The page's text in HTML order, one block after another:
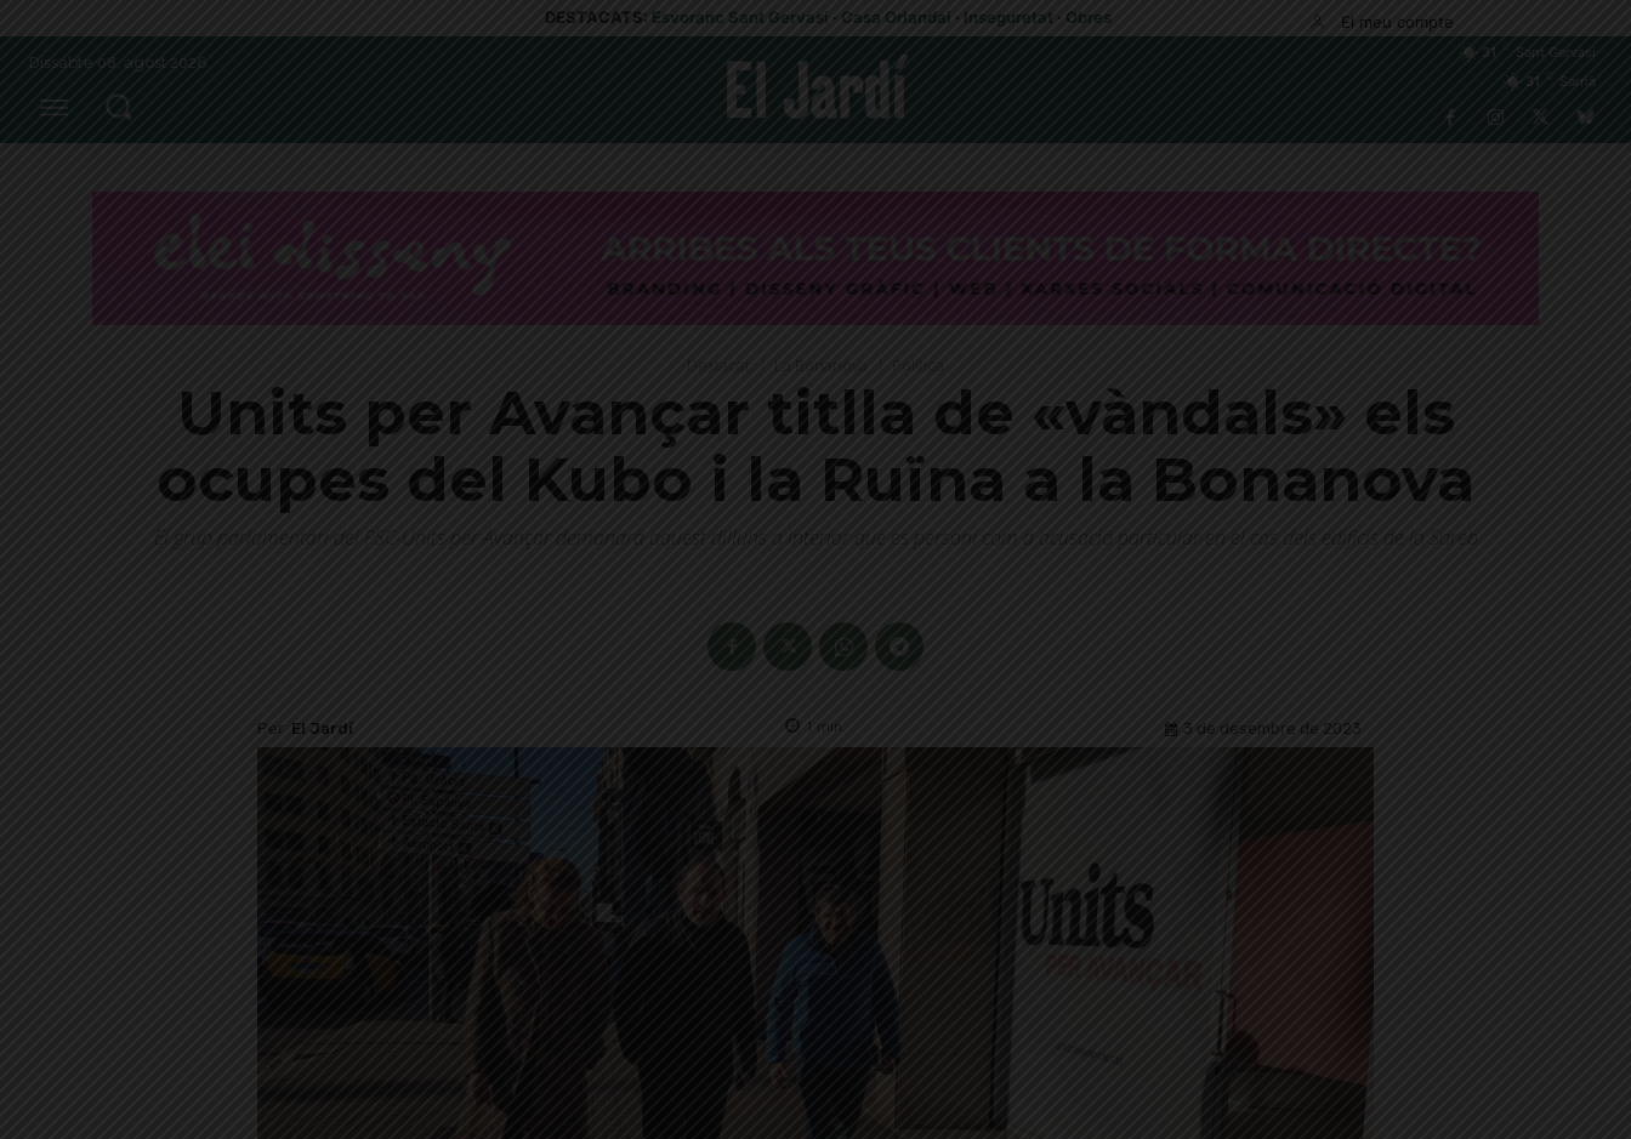
DESTACATS: Esvoranc Sant Gervasi · Casa Orlandai · Inseguretat · Obres El meu compte
Dissabte 08, agost 2026
31
Sant Gervasi
31
Sarrià
Destacat
Units per Avançar titlla de «vàndals» els
ocupes del Kubo i la Ruïna a la Bonanova
El grup parlamentari del PSC-Units per Avançar demanarà aquest dilluns a Interior que es personi com a acusació particular en el cas dels edificis de la Sareb
Per El Jardí 1 min. 3 de desembre de 2023